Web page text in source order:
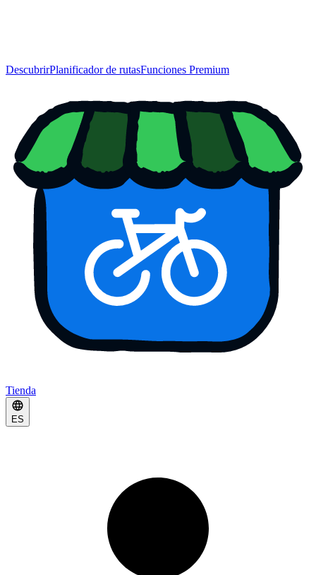
DescubrirPlanificador de rutasFunciones Premium
Tienda
ES